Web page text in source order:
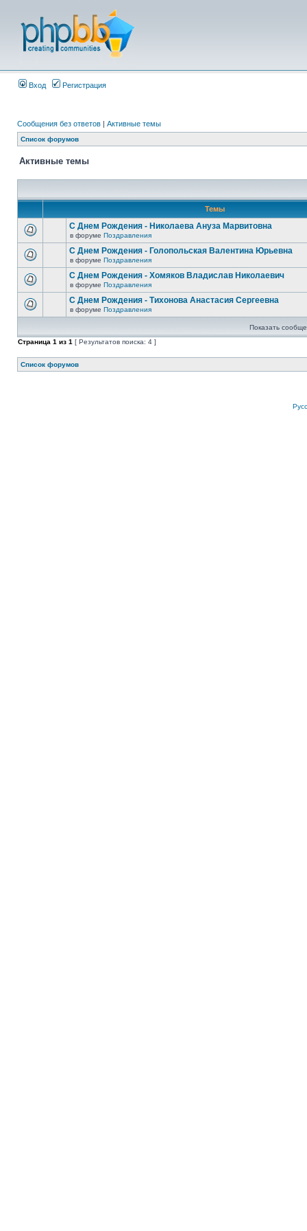
Вход Регистрация
Сообщения без ответов | Активные темы
Список форумов
Активные темы
Темы
С Днем Рождения - Николаева Ануза Марвитовна
в форуме Поздравления
С Днем Рождения - Голопольская Валентина Юрьевна
в форуме Поздравления
С Днем Рождения - Хомяков Владислав Николаевич
в форуме Поздравления
С Днем Рождения - Тихонова Анастасия Сергеевна
в форуме Поздравления
Показать
Страница 1 из 1 [ Результатов поиска: 4 ]
Список форумов